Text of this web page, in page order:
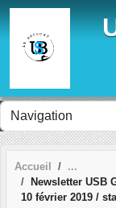
Accueil
Newsletter USB
10 février 2019 /
Panneau de